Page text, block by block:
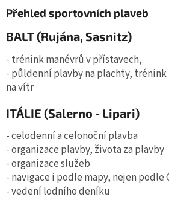
Přehled sportovních plaveb
BALT (Rujána, Sasnitz)
- trénink manévrů v přístavech,
- půldenní plavby na plachty,
na vítr
ITÁLIE (Salerno - Lipari)
- celodenní a celonoční plavba
- organizace plavby, života za plavby
- organizace služeb
- navigace i podle mapy, nejen podle
- vedení lodního deníku